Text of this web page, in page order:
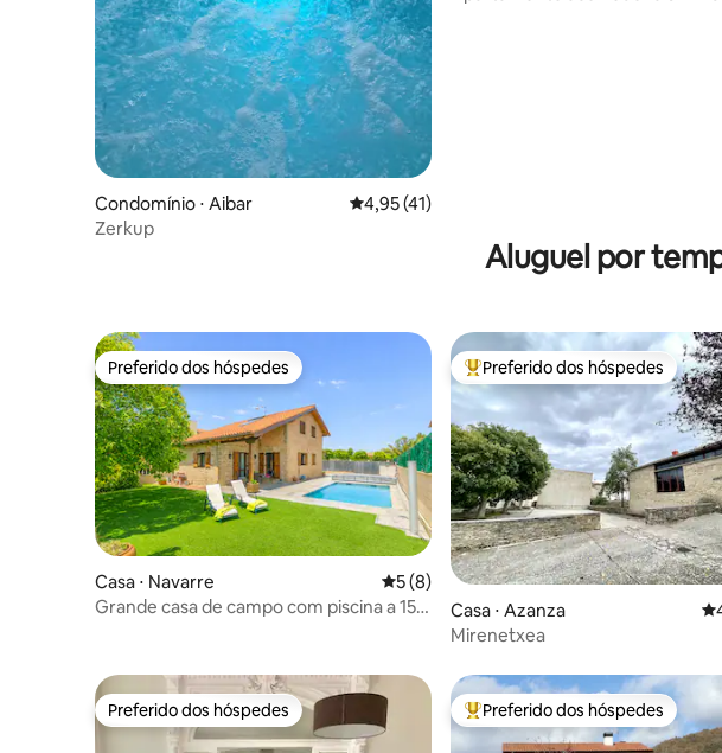
Condomínio ⋅ Aibar 4,95 de uma avaliação média de 5, 41
4,95 (41)
Zerkup
Aluguel por
Preferido dos hóspedes
Preferido dos hóspedes
Casa ⋅ Navarre 5 de uma avaliação média de 5, 8
5 (8)
Grande casa de campo com piscina a 15
Entre os melhores preferidos dos
Preferido dos hóspedes
Casa ⋅ Azanza
Mirenetxea
Preferido dos hóspedes
Preferido dos hóspedes Entre os melhores preferidos dos
Preferido dos hóspedes